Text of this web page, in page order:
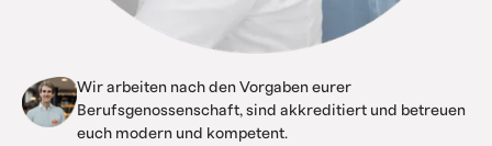
Wir arbeiten nach den Vorgaben eurer
Berufsgenossenschaft, sind akkreditiert und betreuen
euch modern und kompetent.